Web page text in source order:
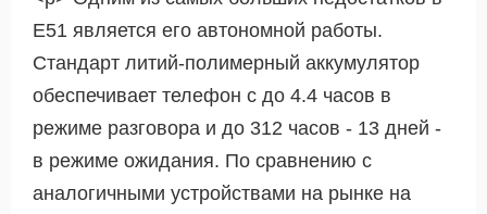
E51 является его автономной работы.
Стандарт литий-полимерный аккумулятор
обеспечивает телефон с до 4.4 часов в
режиме разговора и до 312 часов - 13 дней -
в режиме ожидания. По сравнению с
аналогичными устройствами на рынке на